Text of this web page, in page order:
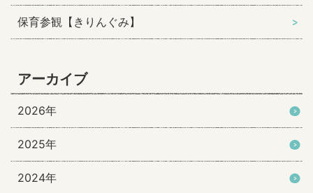
保育参観【きりんぐみ】
アーカイブ
2026年
2025年
2024年